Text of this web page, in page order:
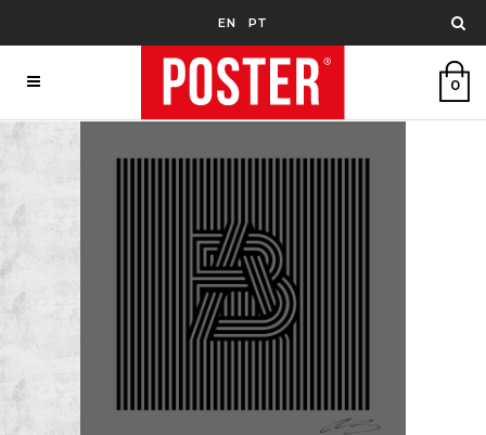
EN PT
0